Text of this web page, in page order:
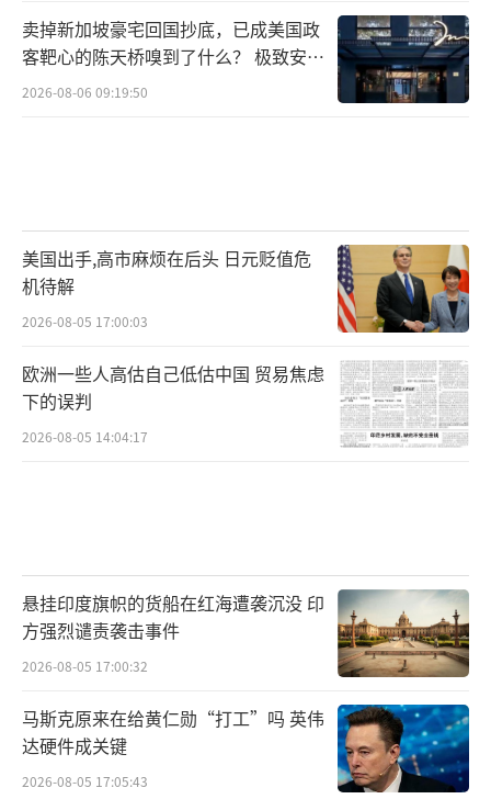
卖掉新加坡豪宅回国抄底，已成美国政
客靶心的陈天桥嗅到了什么？ 极致安全
的追寻
2026-08-06 09:19:50
美国出手,高市麻烦在后头 日元贬值危
机待解
2026-08-05 17:00:03
欧洲一些人高估自己低估中国 贸易焦虑
下的误判
2026-08-05 14:04:17
悬挂印度旗帜的货船在红海遭袭沉没 印
方强烈谴责袭击事件
2026-08-05 17:00:32
马斯克原来在给黄仁勋“打工”吗 英伟
达硬件成关键
2026-08-05 17:05:43